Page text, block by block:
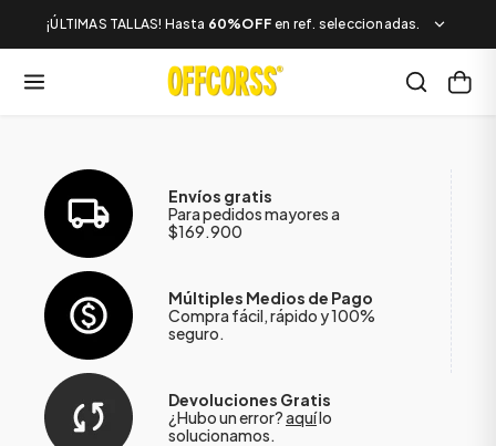
¡ÚLTIMAS TALLAS! Hasta 60%OFF en ref. seleccionadas.
Envíos gratis
Para pedidos mayores a
$169.900
Múltiples Medios de Pago
Compra fácil, rápido y 100%
seguro.
Devoluciones Gratis
¿Hubo un error?aquílo
solucionamos.